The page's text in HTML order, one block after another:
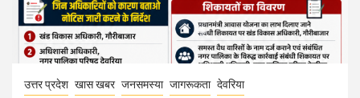
उत्तर प्रदेश खास खबर जनसमस्या जागरूकता देवरिया